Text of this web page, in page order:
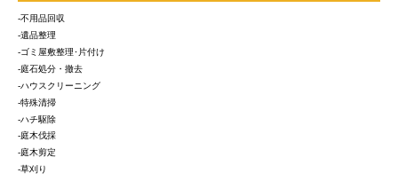
-不用品回収
-遺品整理
-ゴミ屋敷整理･片付け
-庭石処分・撤去
-ハウスクリーニング
-特殊清掃
-ハチ駆除
-庭木伐採
-庭木剪定
-草刈り